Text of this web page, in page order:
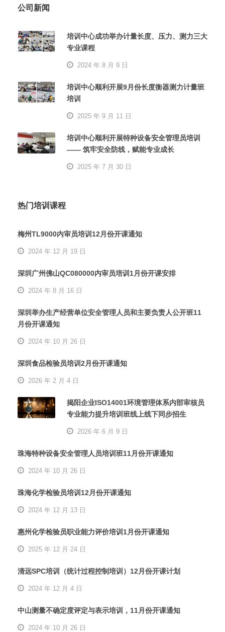
公司新闻
培训中心成功举办计量长度、压力、测力三大
专业课程
2024 年 8 月 9 日
培训中心顺利开展9月份长度衡器测力计量班
培训
2025 年 9 月 11 日
培训中心顺利开展特种设备安全管理员培训
—— 筑牢安全防线，赋能专业成长
2025 年 7 月 30 日
热门培训课程
梅州TL9000内审员培训12月份开课通知
2024 年 12 月 19 日
深圳广州佛山QC080000内审员培训1月份开课安排
2024 年 8 月 16 日
深圳举办生产经营单位安全管理人员和主要负责人公开班11
月份开课通知
2024 年 10 月 26 日
深圳食品检验员培训2月份开课通知
2026 年 2 月 4 日
揭阳企业ISO14001环境管理体系内部审核员
专业能力提升培训班线上线下同步招生
2026 年 6 月 9 日
珠海特种设备安全管理人员培训班11月份开课通知
2024 年 10 月 26 日
珠海化学检验员培训12月份开课通知
2024 年 12 月 13 日
惠州化学检验员职业能力评价培训1月份开课通知
2025 年 12 月 24 日
清远SPC培训（统计过程控制培训）12月份开课计划
2024 年 12 月 4 日
中山测量不确定度评定与表示培训，11月份开课通知
2024 年 10 月 26 日